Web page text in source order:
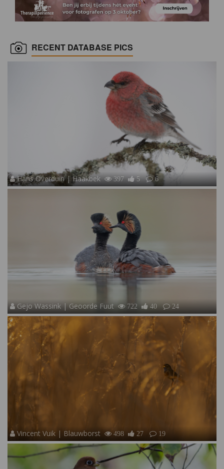
RECENT DATABASE PICS
Hans Overduin | Haakbek 397 5 6
Gejo Wassink | Geoorde Fuut 722 40 24
Vincent Vuik | Blauwborst 498 27 19